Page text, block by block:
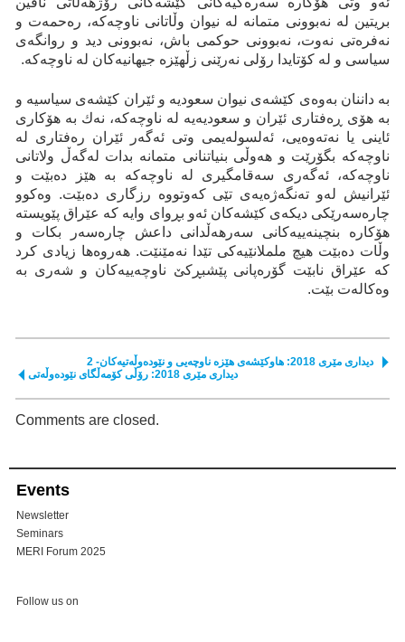
بریتین لە نەبوونی متمانە لە نیوان وڵاتانی ناوچەکە، رەحمەت و
نەفرەتی نەوت، نەبوونی حوکمی باش، نەبوونی دید و روانگەی
سیاسی و لە کۆتایدا رۆلی نەرێنی زڵهێزە جیهانیەکان لە ناوچەکە.
بە داننان بەوەی کێشەی نیوان سعودیە و ئێران کێشەی سیاسیە و
بە هۆی ڕەفتاری ئێران و سعودیەیە لە ناوچەکە، نەك بە هۆکاری
ئاینی یا نەتەوەیی، ئەلسولەیمی وتی ئەگەر ئێران رەفتاری لە
ناوچەکە بگۆرێت و هەوڵی بنیاتنانی متمانە بدات لەگەڵ ولاتانی
ناوچەکە، ئەگەری سەقامگیری لە ناوچەکە بە هێز دەبێت و
ئێرانیش لەو تەنگەژەیەی تێی کەوتووە رزگاری دەبێت. وەکوو
چارەسەرێکی دیکەی کێشەکان ئەو بڕوای وایە کە عێراق پێویستە
هۆکارە بنچینەییەکانی سەرهەڵدانی داعش چارەسەر بکات و
وڵات دەبێت هیچ ململانێیەکی تێدا نەمێنێت. هەروەها زیادی کرد
کە عێراق نابێت گۆرەپانی پێشبڕکێ ناوچەییەکان و شەری بە
وەکالەت بێت.
دیداری مێری 2018: هاوکێشەی هێزە ناوچەیی و نێودەوڵەتیەکان- 2
دیداری مێری 2018: رۆڵی كۆمەڵگای نێودەوڵەتی
Comments are closed.
Events
Newsletter
Seminars
MERI Forum 2025
Follow us on